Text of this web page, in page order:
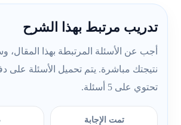
تدريب مرتبط بهذا الشرح
أجب عن الأسئلة المرتبطة بهذا المقال،
نتيجتك مباشرة. يتم تحميل الأسئلة على
تحتوي على 5 أسئلة.
تمت الإجابة